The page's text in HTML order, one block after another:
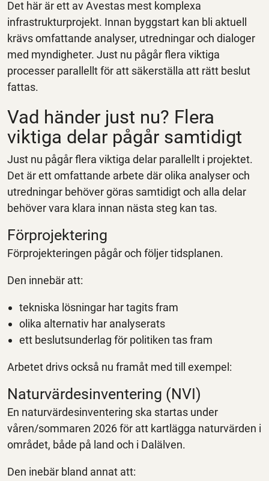
Det här är ett av Avestas mest komplexa
infrastrukturprojekt. Innan byggstart kan bli aktuell
krävs omfattande analyser, utredningar och dialoger
med myndigheter. Just nu pågår flera viktiga
processer parallellt för att säkerställa att rätt beslut
fattas.
Vad händer just nu? Flera
viktiga delar pågår samtidigt
Just nu pågår flera viktiga delar parallellt i projektet.
Det är ett omfattande arbete där olika analyser och
utredningar behöver göras samtidigt och alla delar
behöver vara klara innan nästa steg kan tas.
Förprojektering
Förprojekteringen pågår och följer tidsplanen.
Den innebär att:
tekniska lösningar har tagits fram
olika alternativ har analyserats
ett beslutsunderlag för politiken tas fram
Arbetet drivs också nu framåt med till exempel:
Naturvärdesinventering (NVI)
En naturvärdesinventering ska startas under
våren/sommaren 2026 för att kartlägga naturvärden i
området, både på land och i Dalälven.
Den inebär bland annat att: